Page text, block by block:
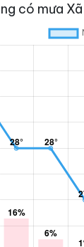
có mưa